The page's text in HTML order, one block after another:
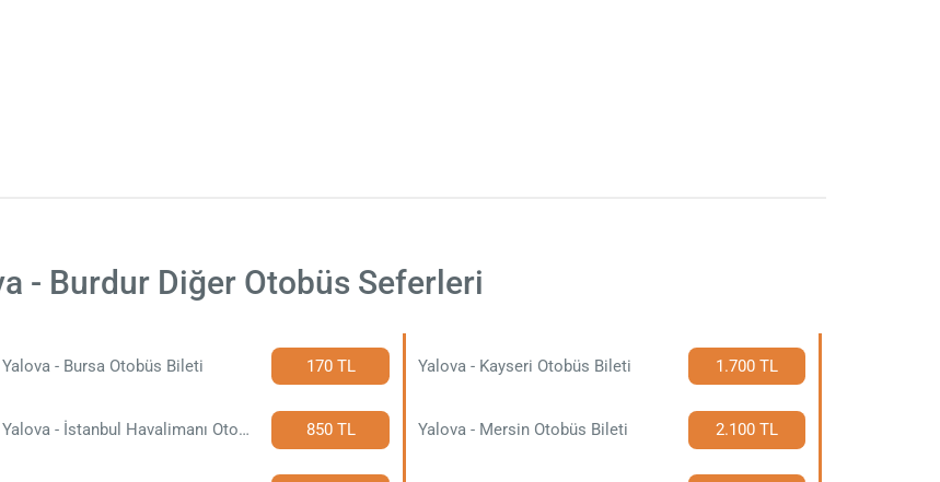
- Burdur Diğer Otobüs Seferleri
Yalova - Bursa Otobüs Bileti 170 TL Yalova - Kayseri Otobüs Bileti 1.700 TL
Yalova - İstanbul Havalimanı Otobüs Bileti 850 TL Yalova - Mersin Otobüs Bileti 2.100 TL